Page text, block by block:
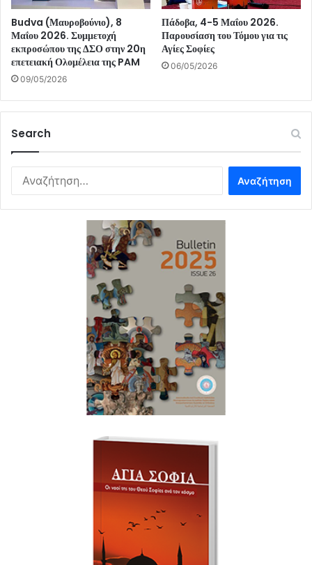
Budva (Μαυροβούνιο), 8
Μαΐου 2026. Συμμετοχή
εκπροσώπου της ΔΣΟ στην 20η
επετειακή Ολομέλεια της PAM
09/05/2026
Πάδοβα, 4-5 Μαΐου 2026.
Παρουσίαση του Τόμου για τις
Αγίες Σοφίες
06/05/2026
Search